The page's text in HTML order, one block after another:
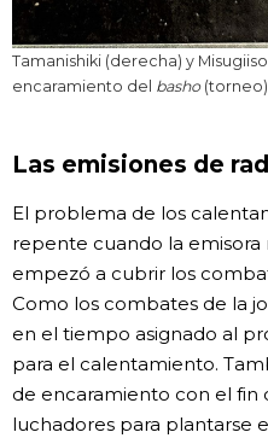
Tamanishiki (derecha) y
encaramiento del basho(torneo)
Las emisiones de
El problema de los
repente cuando la emisora
empezó a cubrir los
Como los combates de la
en el tiempo asignado al
para el calentamiento.
de encaramiento con el fin
luchadores para plantarse